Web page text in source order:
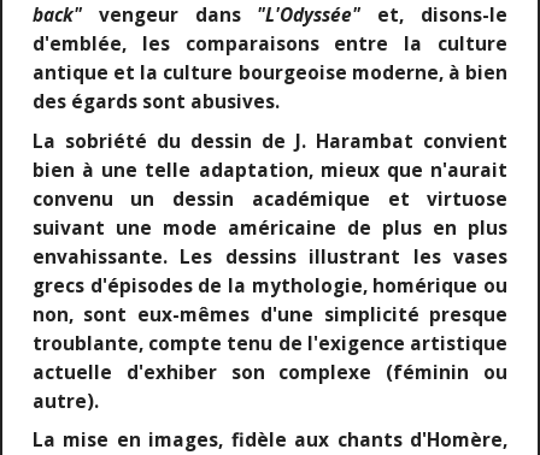
back"vengeur dans "L'Odyssée" et, disons-le
d'emblée, les comparaisons entre la culture
antique et la culture bourgeoise moderne, à bien
des égards sont abusives.
La sobriété du dessin de J. Harambat convient
bien à une telle adaptation, mieux que n'aurait
convenu un dessin académique et virtuose
suivant une mode américaine de plus en plus
envahissante. Les dessins illustrant les vases
grecs d'épisodes de la mythologie, homérique ou
non, sont eux-mêmes d'une simplicité presque
troublante, compte tenu de l'exigence artistique
actuelle d'exhiber son complexe (féminin ou
autre).
La mise en images, fidèle aux chants d'Homère,